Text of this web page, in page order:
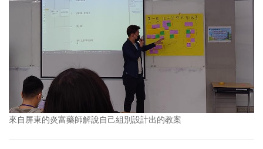
來自屏東的炎富藥師解說自己組別設計出的教案